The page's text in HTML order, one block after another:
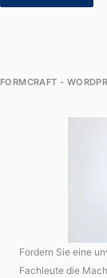
FORMCRAFT -
Fordern Sie eine
Fachleute die